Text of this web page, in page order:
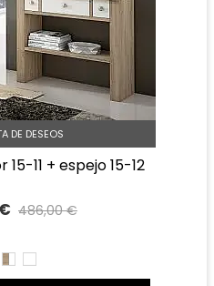
DE DESEOS
11 + espejo 15-12
486,00 €
CAMBRIAN/BLANCO
BLANCO